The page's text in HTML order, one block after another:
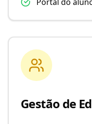
Gestão de